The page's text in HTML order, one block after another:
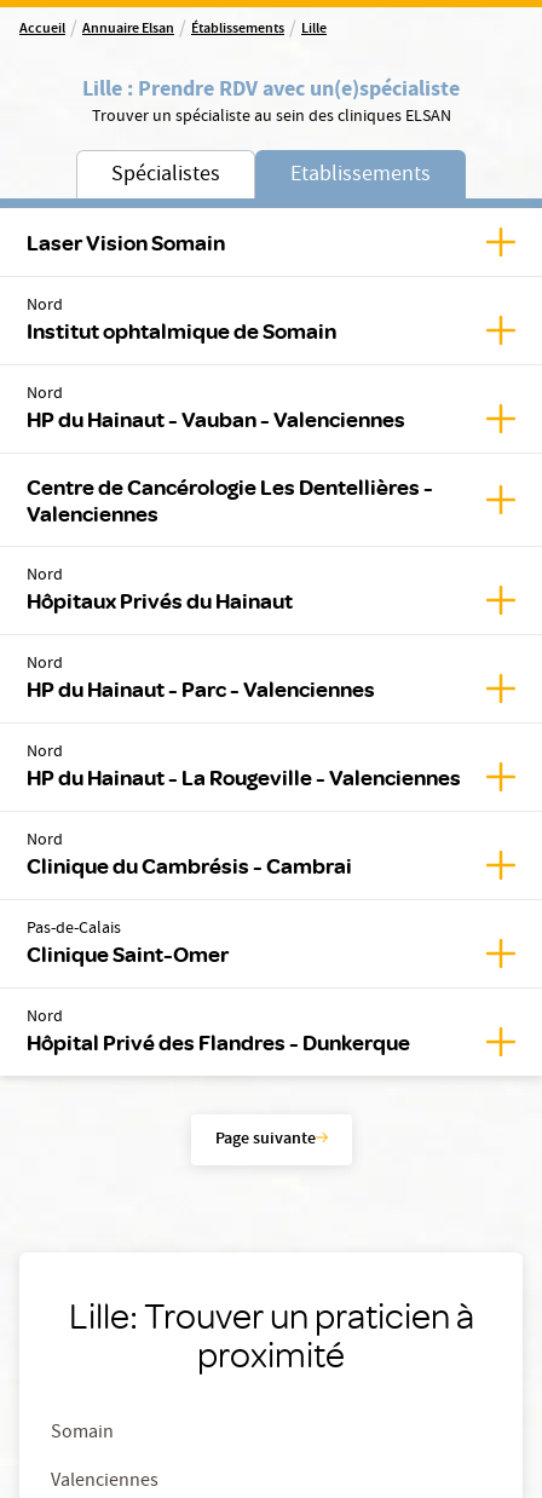
Accueil / Annuaire Elsan / Établissements / Lille
Lille : Prendre RDV avec un(e)spécialiste
Trouver un spécialiste au sein des cliniques ELSAN
Spécialistes Etablissements
Laser Vision Somain
Nord
Institut ophtalmique de Somain
Nord
HP du Hainaut - Vauban - Valenciennes
Centre de Cancérologie Les Dentellières -
Valenciennes
Nord
Hôpitaux Privés du Hainaut
Nord
HP du Hainaut - Parc - Valenciennes
Nord
HP du Hainaut - La Rougeville - Valenciennes
Nord
Clinique du Cambrésis - Cambrai
Pas-de-Calais
Clinique Saint-Omer
Nord
Hôpital Privé des Flandres - Dunkerque
Page suivante
Lille: Trouver un praticien à
proximité
Somain
Valenciennes